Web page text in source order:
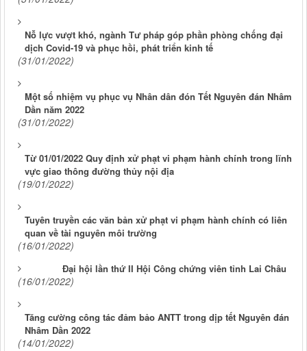
Nỗ lực vượt khó, ngành Tư pháp góp phần phòng chống đại
dịch Covid-19 và phục hồi, phát triển kinh tế
(31/01/2022)
Một số nhiệm vụ phục vụ Nhân dân đón Tết Nguyên đán Nhâm
Dần năm 2022
(31/01/2022)
Từ 01/01/2022 Quy định xử phạt vi phạm hành chính trong lĩnh
vực giao thông đường thủy nội địa
(19/01/2022)
Tuyên truyền các văn bản xử phạt vi phạm hành chính có liên
quan về tài nguyên môi trường
(16/01/2022)
Đại hội lần thứ II Hội Công chứng viên tỉnh Lai Châu
(16/01/2022)
Tăng cường công tác đảm bảo ANTT trong dịp tết Nguyên đán
Nhâm Dần 2022
(14/01/2022)